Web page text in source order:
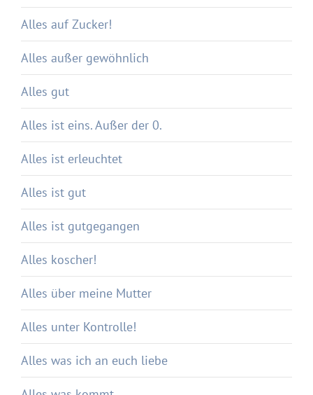
Alles auf Zucker!
Alles außer gewöhnlich
Alles gut
Alles ist eins. Außer der 0.
Alles ist erleuchtet
Alles ist gut
Alles ist gutgegangen
Alles koscher!
Alles über meine Mutter
Alles unter Kontrolle!
Alles was ich an euch liebe